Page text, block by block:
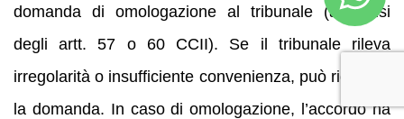
domanda di omologazione al tribunale (ai sensi
degli artt. 57 o 60 CCII). Se il tribunale rileva
irregolarità o insufficiente convenienza, può rigettare
la domanda. In caso di omologazione, l’accordo ha